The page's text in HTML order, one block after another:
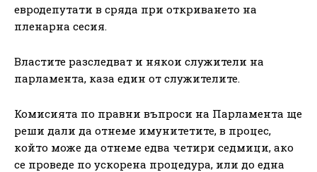
евродепутати в сряда при откриването на
пленарна сесия.
Властите разследват и някои служители на
парламента, каза един от служителите.
Комисията по правни въпроси на Парламента ще
реши дали да отнеме имунитетите, в процес,
който може да отнеме едва четири седмици, ако
се проведе по ускорена процедура, или до една